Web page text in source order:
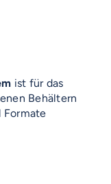
ist für das
Behältern
Formate